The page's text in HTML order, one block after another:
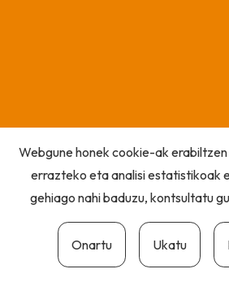
Webgune honek cookie-ak
errazteko eta analisi estatistikoak
gehiago nahi baduzu, kontsultatu
Onartu Ukatu